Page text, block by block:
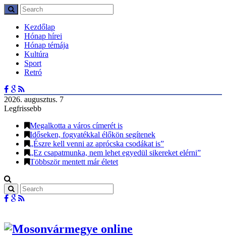
Kezdőlap
Hónap hírei
Hónap témája
Kultúra
Sport
Retró
2026. augusztus. 7
Legfrissebb
Megalkotta a város címerét is
Időseken, fogyatékkal élőkön segítenek
„Észre kell venni az aprócska csodákat is”
„Ez csapatmunka, nem lehet egyedül sikereket elérni”
Többször mentett már életet